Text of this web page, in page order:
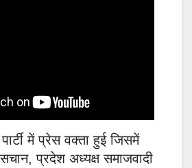
में प्रेस वक्ता हुई जिसमें
प्रदेश अध्यक्ष समाजवादी